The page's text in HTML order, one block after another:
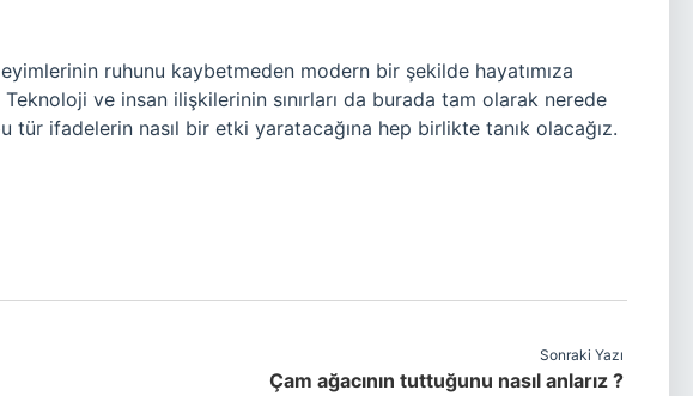
ruhunu kaybetmeden modern bir şekilde hayatımıza
ve insan ilişkilerinin sınırları da burada tam olarak nerede
tür ifadelerin nasıl bir etki yaratacağına hep birlikte tanık olacağız.
Sonraki Yazı
Çam ağacının tuttuğunu nasıl anlarız ?